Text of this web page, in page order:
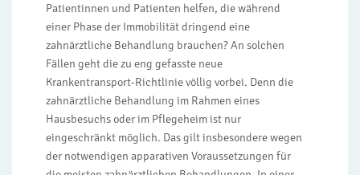
Patientinnen und Patienten helfen, die während
einer Phase der Immobilität dringend eine
zahnärztliche Behandlung brauchen? An solchen
Fällen geht die zu eng gefasste neue
Krankentransport-Richtlinie völlig vorbei. Denn die
zahnärztliche Behandlung im Rahmen eines
Hausbesuchs oder im Pflegeheim ist nur
eingeschränkt möglich. Das gilt insbesondere wegen
der notwendigen apparativen Voraussetzungen für